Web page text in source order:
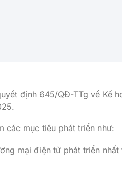
định 645/QĐ-TTg về Kế
các mục tiêu phát triển như:
mại điện tử phát triển